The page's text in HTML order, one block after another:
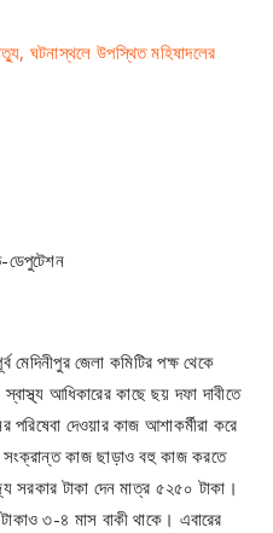
ঘটনাস্থলে উপস্থিত মহিষাদলের
ডেপুটেশন
জেলা কমিটির পক্ষ থেকে
আধিকারের কাছে ছয় দফা দাবীতে
দেওয়ার কাজ আশাকর্মীরা করে
সংক্রান্ত কাজ ছাড়াও বহু কাজ করতে
সরকার টাকা দেন মাত্র ৫২৫০ টাকা।
৩-৪ মাস বাকী থাকে। এবারের